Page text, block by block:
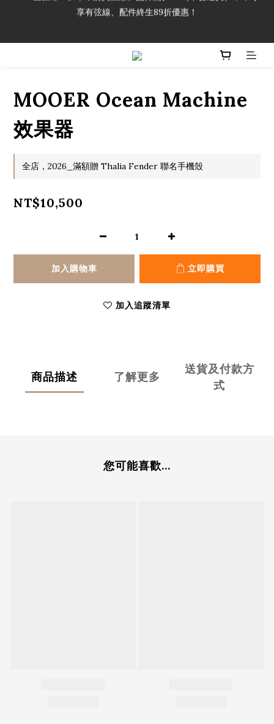
「一生弦命！」單筆購買弦線、配件滿$999（不含運費），即可
享有弦線、配件終生89折優惠！
享有弦線、配件終生89折優惠！
MOOER Ocean Machine
效果器
全店，2026_滿額贈 Thalia Fender 聯名手機殼
NT$10,500
加入購物車 立即購買
加入追蹤清單
商品描述 了解更多
送貨及付款方
式
您可能喜歡...